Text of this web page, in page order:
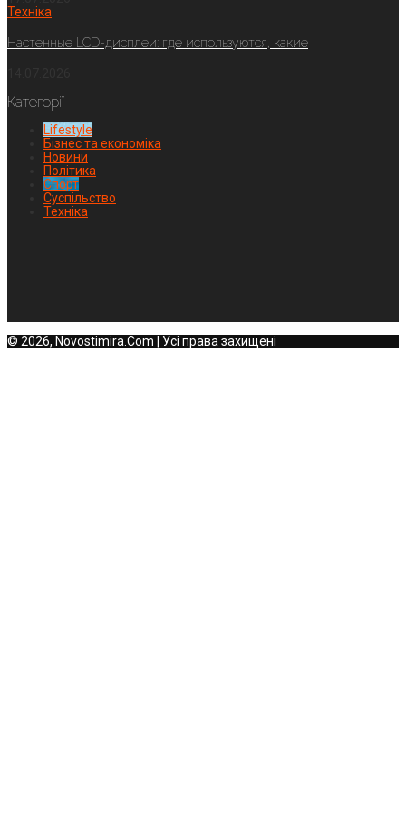
Техніка
Настенные LCD-дисплеи: где используются, какие
Категорії
Lifestyle
Бізнес та економіка
Новини
Політика
Спорт
Суспільство
Техніка
© 2026, Novostimira.Com | Усі права захищені